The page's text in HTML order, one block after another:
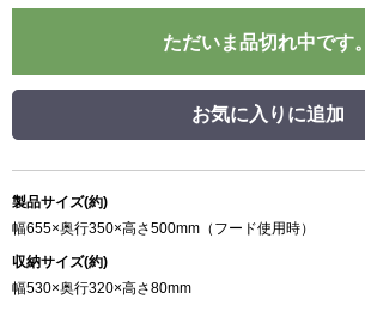
ただいま品切れ中です。
お気に入りに追加
製品サイズ(約)
幅655×奥行350×高さ500mm（フード使用時）
収納サイズ(約)
幅530×奥行320×高さ80mm